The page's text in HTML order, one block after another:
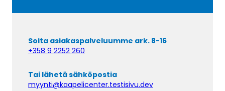
Soita asiakaspalveluumme ark. 8-16
+358 9 2252 260
Tai lähetä sähköpostia
myynti@kaapelicenter.testisivu.dev